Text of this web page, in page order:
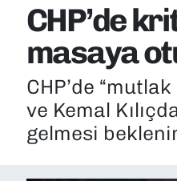
CHP’de
masaya
CHP’de
ve Kemal
gelmesi
SANATHaberleri
Arşivi